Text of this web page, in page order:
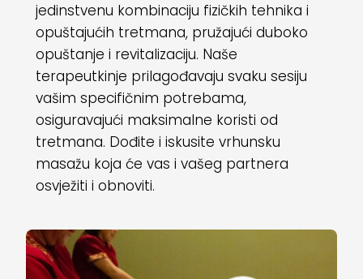
jedinstvenu kombinaciju fizičkih tehnika i
opuštajućih tretmana, pružajući duboko
opuštanje i revitalizaciju. Naše
terapeutkinje prilagođavaju svaku sesiju
vašim specifičnim potrebama,
osiguravajući maksimalne koristi od
tretmana. Dođite i iskusite vrhunsku
masažu koja će vas i vašeg partnera
osvježiti i obnoviti.